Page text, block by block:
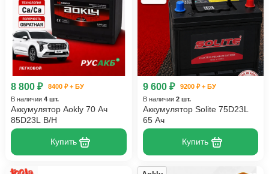
8 800 ₽
8400 ₽ + БУ
В наличии 4 шт.
Аккумулятор Aokly 70 Ач
85D23L B/H
Купить
9 600 ₽
9200 ₽ + БУ
В наличии 2 шт.
Аккумулятор Solite 75D23L
65 Ач
Купить